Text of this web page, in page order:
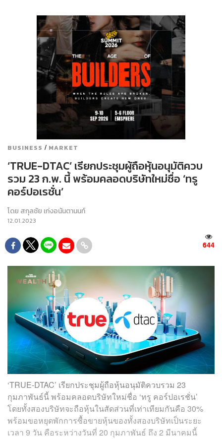
BUSINESS / MARKET
‘TRUE-DTAC’ เรียกประชุมผู้ถือหุ้นอนุมัติควบ
รวม 23 ก.พ. นี้ พร้อมคลอดบริษัทใหม่ชื่อ ‘ทรู
คอร์ปอเรชั่น’
โดย สกุลชัย เก่งอนันตานนท์
12.01.2023
644
‘TRUE-DTAC’ เรียกประชุมผู้ถือหุ้นอนุมัติควบรวม 23
กุมภาพันธ์นี้ พร้อมคลอดบริษัทใหม่ชื่อ ‘ทรู คอร์ปอเรชั่น’
โดยทั้งสองบริษัทจะถือหุ้นในสัดส่วนที่เท่าเทียมกันคือ 30%
พร้อมขอหยุดพักการซื้อขายหุ้นของทั้งสองบริษัทเป็นระยะ
เวลา 9 วัน คือระหว่างวันที่ 20 กุมภาพันธ์ ถึง 2 มีนาคมนี้